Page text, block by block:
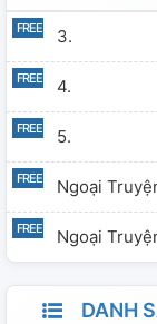
3.
4.
5.
Ngoại
Ngoại
DANH